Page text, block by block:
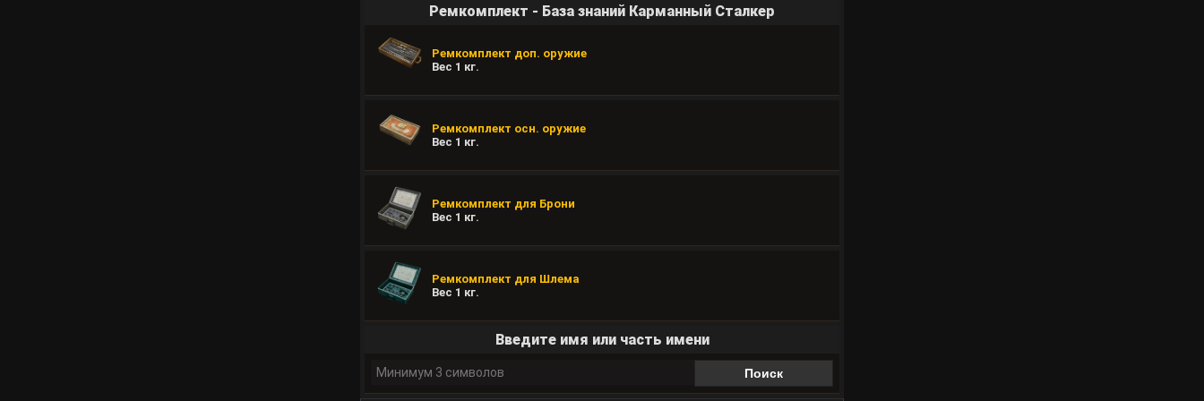
Ремкомплект - База знаний Карманный Сталкер
Ремкомплект доп. оружие
Вес 1 кг.
Ремкомплект осн. оружие
Вес 1 кг.
Ремкомплект для Брони
Вес 1 кг.
Ремкомплект для Шлема
Вес 1 кг.
Введите имя или часть имени